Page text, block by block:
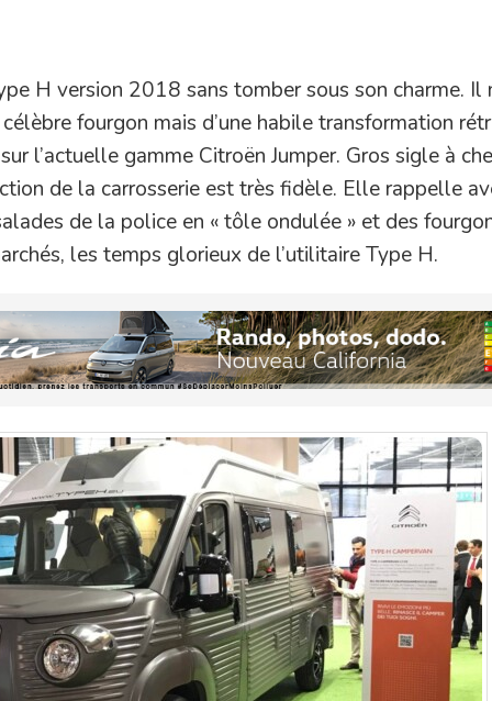
H version 2018 sans tomber sous son charme. Il
fourgon mais d’une habile transformation
l’actuelle gamme Citroën Jumper. Gros sigle à
de la carrosserie est très fidèle. Elle rappelle
de la police en « tôle ondulée » et des
les temps glorieux de l’utilitaire Type H.